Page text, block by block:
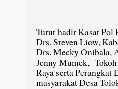
Turut hadir Kasat Pol
Drs. Steven Liow,
Drs. Mecky Onibala,
Jenny Mumek,
Raya serta Perangkat
masyarakat Desa